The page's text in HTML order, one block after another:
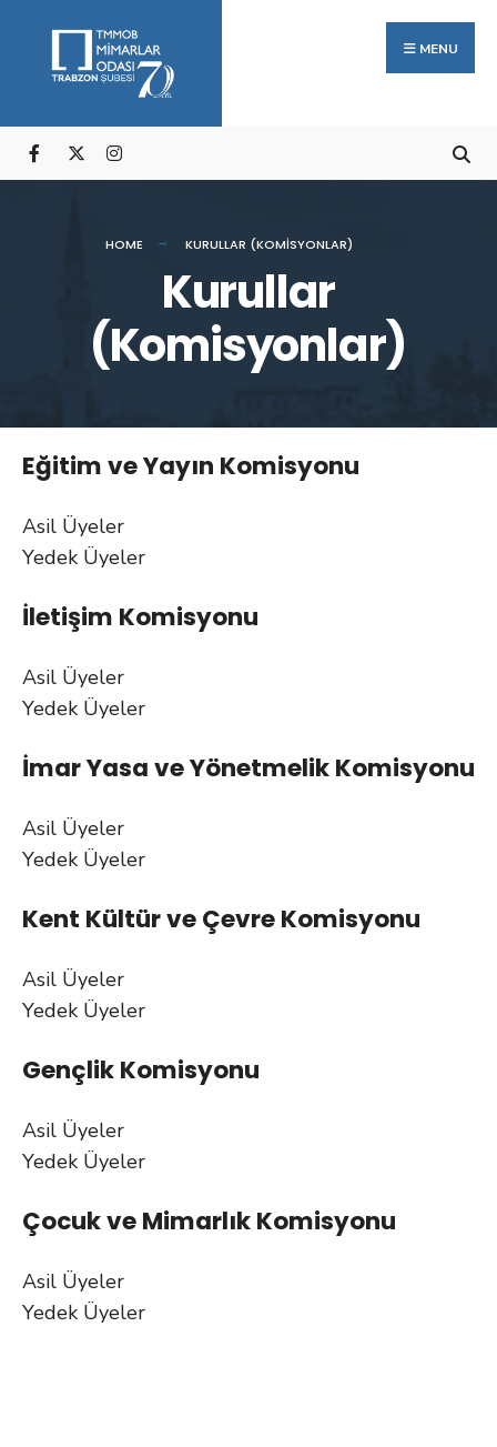
content
MENU
HOME KURULLAR (KOMISYONLAR)
Kurullar
(Komisyonlar)
Eğitim ve Yayın Komisyonu
Asil Üyeler
Yedek Üyeler
İletişim Komisyonu
Asil Üyeler
Yedek Üyeler
İmar Yasa ve Yönetmelik Komisyonu
Asil Üyeler
Yedek Üyeler
Kent Kültür ve Çevre Komisyonu
Asil Üyeler
Yedek Üyeler
Gençlik Komisyonu
Asil Üyeler
Yedek Üyeler
Çocuk ve Mimarlık Komisyonu
Asil Üyeler
Yedek Üyeler